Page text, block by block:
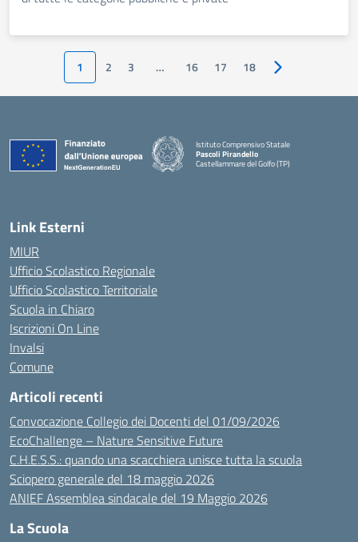
1 2 3 … 16 17 18 Pagina
Istituto Comprensivo Statale
Pascoli Pirandello
Castellammare del Golfo (TP)
Link Esterni
MIUR
Ufficio Scolastico Regionale
Ufficio Scolastico Territoriale
Scuola in Chiaro
Iscrizioni On Line
Invalsi
Comune
Articoli recenti
Convocazione Collegio dei Docenti del 01/09/2026
EcoChallenge – Nature Sensitive Future
C.H.E.S.S.: quando una scacchiera unisce tutta la scuola
Sciopero generale del 18 maggio 2026
ANIEF Assemblea sindacale del 19 Maggio 2026
La Scuola